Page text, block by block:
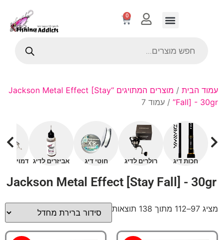
0
עמוד הבית /
מוצרים המתויגים “Jackson Metal Effect [Stay
Fall] - 30gr”
/ עמוד 7
חכות דיג רולרים לדיג חוטי דיג אביזרים לדיג דמויים
Jackson Metal Effect [Stay Fall] - 30gr
מציג 97–112 מתוך 138 תוצאות